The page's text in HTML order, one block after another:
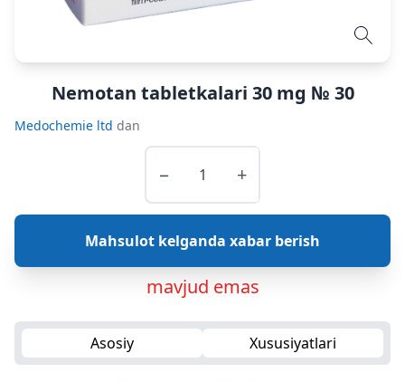
Nemotan tabletkalari 30 mg № 30
Medochemie ltd dan
− +
Mahsulot kelganda xabar berish
mavjud emas
Asosiy Xususiyatlari